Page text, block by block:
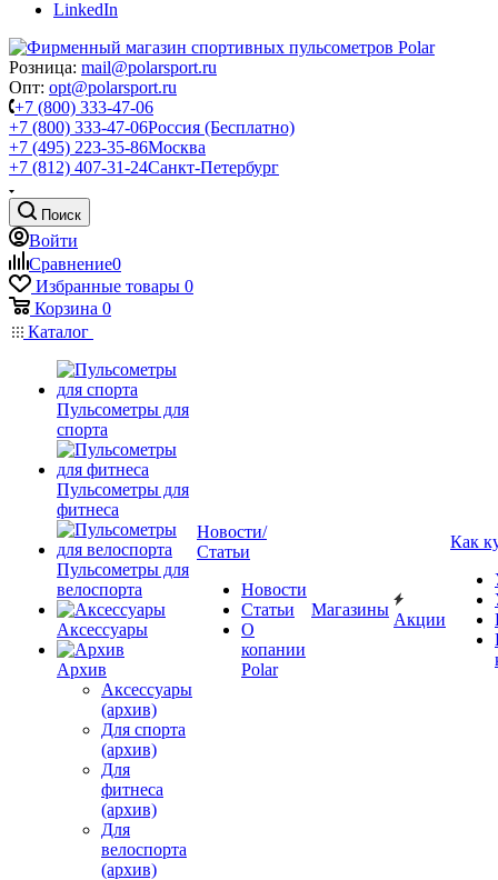
LinkedIn
Розница: mail@polarsport.ru
Опт: opt@polarsport.ru
+7 (800) 333-47-06
+7 (800) 333-47-06Россия (Бесплатно)
+7 (495) 223-35-86Москва
+7 (812) 407-31-24Санкт-Петербург
Поиск
Войти
Сравнение0
Избранные товары 0
Корзина 0
Каталог
Пульсометры для
спорта
Пульсометры для
фитнеса
Пульсометры для
велоспорта
Аксессуары
Архив
Аксессуары
(архив)
Для спорта
(архив)
Для
фитнеса
(архив)
Для
велоспорта
(архив)
Новости/
Статьи
Новости
Статьи
О
копании
Polar
Магазины
Акции
Как